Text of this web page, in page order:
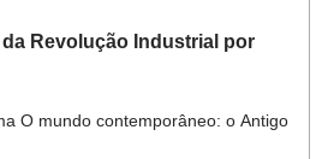
Revolução Industrial por
O mundo contemporâneo: o Antigo